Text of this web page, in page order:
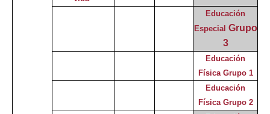
Educación
Especial Grupo
3
Educación
Física Grupo 1
Educación
Física Grupo 2